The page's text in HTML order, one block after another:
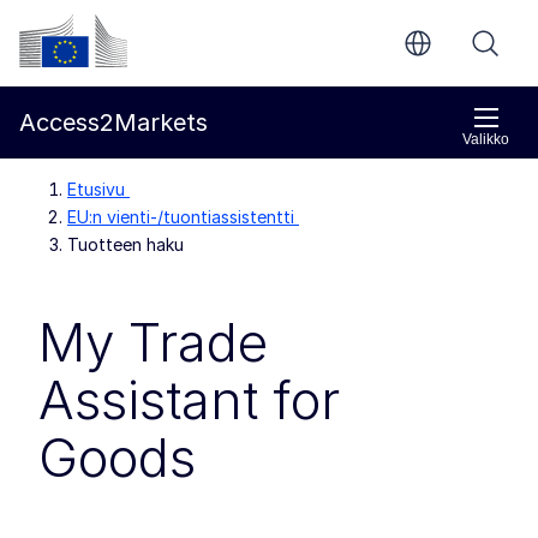
Siirry pääsisältöön
Euroopan komissio
Valikko
Access2Markets
Etusivu
EU:n vienti-/tuontiassistentti
Tuotteen haku
My Trade
Assistant for
Goods